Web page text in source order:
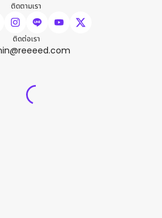
ติดตามเรา
ติดต่อเรา